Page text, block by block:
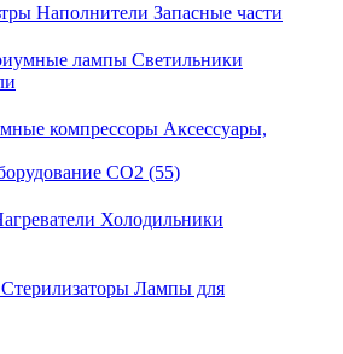
Наполнители Запасные части
лампы Светильники
компрессоры Аксессуары,
CO2 (55)
Холодильники
Стерилизаторы Лампы для